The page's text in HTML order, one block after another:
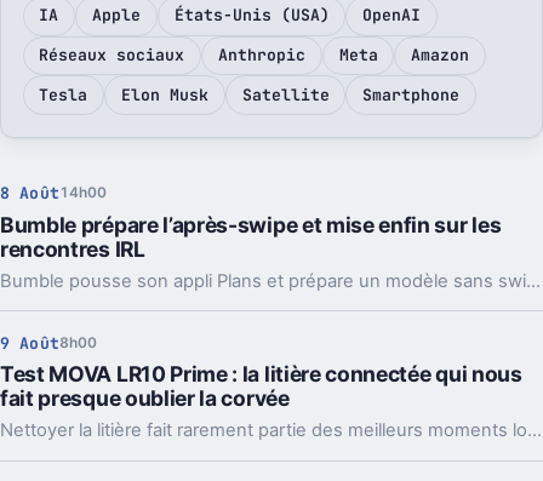
IA Apple États-Unis (USA)
OpenAI
Réseaux sociaux
Anthropic Meta
Amazon
Tesla
Elon Musk Satellite Smartphone
8 Août 14h00
Bumble prépare l’après-swipe et mise enfin sur les
rencontres IRL
Bumble pousse son appli Plans et prépare un modèle sans swipe. Derrière le virage, un signal clair sur la fatigue des jeunes face au dating classique.
9 Août8h00
Test MOVA LR10 Prime : la litière connectée qui nous
fait presque oublier la corvée
Nettoyer la litière fait rarement partie des meilleurs moments lorsqu'on partage son quotidien avec un chat. Avec la LR10 Prime, MOVA reprend une recette déjà éprouvée ailleurs : automatiser le ramassage tout en profitant de capteurs pour suivre les habitudes de son animal. À 499 euros, la promesse est forcément ambitieuse. Après quelques semaines, difficile pourtant de nier le confort apporté par la machine, même si cette tranquillité a encore quelques limites, notamment du côté des odeurs.